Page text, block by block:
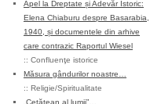
Apel la Dreptate și Adevăr Istoric:
Elena Chiaburu despre Basarabia,
1940, și documentele din arhive
care contrazic Raportul Wiesel
:: Confluenţe istorice
Măsura gândurilor noastre…
:: Religie/Spiritualitate
„Cetățean al lumii”…